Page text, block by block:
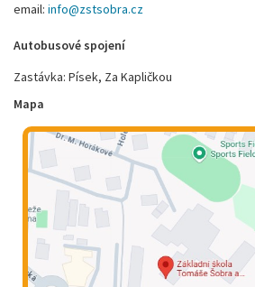
email: info@zstsobra.cz
Autobusové spojení
Zastávka: Písek, Za Kapličkou
Mapa